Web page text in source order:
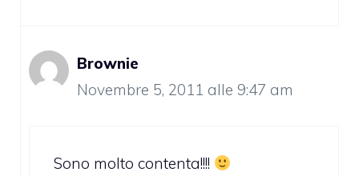
Brownie
Novembre 5, 2011 alle 9:47 am
Sono molto contenta!!!!